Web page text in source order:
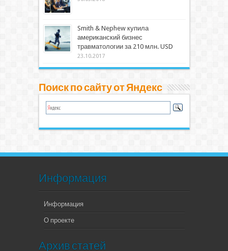
Smith & Nephew купила
американский бизнес
травматологии за 210 млн. USD
23.10.2017
Поиск по сайту от Яндекс
Информация
Информация
О проекте
Архив статей